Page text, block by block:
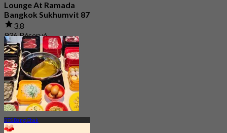
Lounge At Ramada
Bangkok Sukhumvit 87
3.8
936 Réservé
De฿ 312.5
BTS Bang Chak